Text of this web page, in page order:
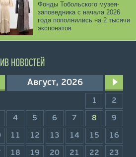
Фонды Тобольского музея-
заповедника с начала 2026
года пополнились на 2 тысячи
экспонатов
НОВОСТЕЙ
Август, 2026
1 2
4 5 6 7 8 9
11 12 13 14 15 16
18 19 20 21 22 23